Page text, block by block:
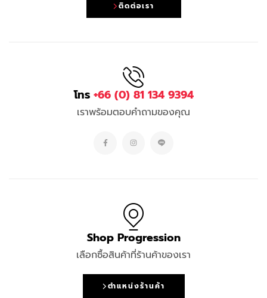
ติดต่อเรา
โทร +66 (0) 81 134 9394
เราพร้อมตอบคำถามของคุณ
Shop Progression
เลือกซื้อสินค้าที่ร้านค้าของเรา
ตำแหน่งร้านค้า